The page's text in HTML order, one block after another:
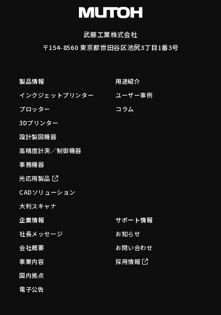
武藤工業株式会社
〒154-8560 東京都世田谷区池尻3丁目1番3号
製品情報
インクジェットプリンター
プロッター
3Dプリンター
設計製図機器
高精度計測／制御機器
事務機器
光応用製品
CADソリューション
大判スキャナ
用途紹介
ユーザー事例
コラム
企業情報
社長メッセージ
会社概要
事業内容
国内拠点
電子公告
サポート情報
お知らせ
お問い合わせ
採用情報